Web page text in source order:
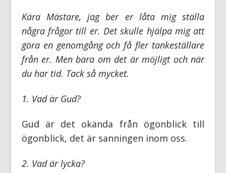
Kära Mästare, jag ber er låta mig ställa
några frågor till er. Det skulle hjälpa mig att
göra en genomgång och få fler tankeställare
från er. Men bara om det är möjligt och när
du har tid. Tack så mycket.
1. Vad är Gud?
Gud är det okända från ögonblick till
ögonblick, det är sanningen inom oss.
2. Vad är lycka?